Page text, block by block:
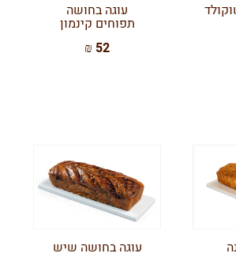
עוגה בחושה
תפוחים קינמון
52 ₪
עוגה בחושה שיש